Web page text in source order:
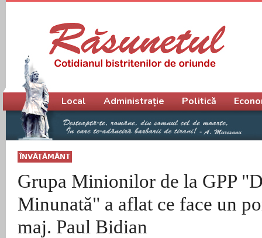
ÎNVĂŢĂMÂNT
Grupa Minionilor de la GPP
Minunată" a aflat ce face un
maj. Paul Bidian
Meniu principal
Local Administrație Politică